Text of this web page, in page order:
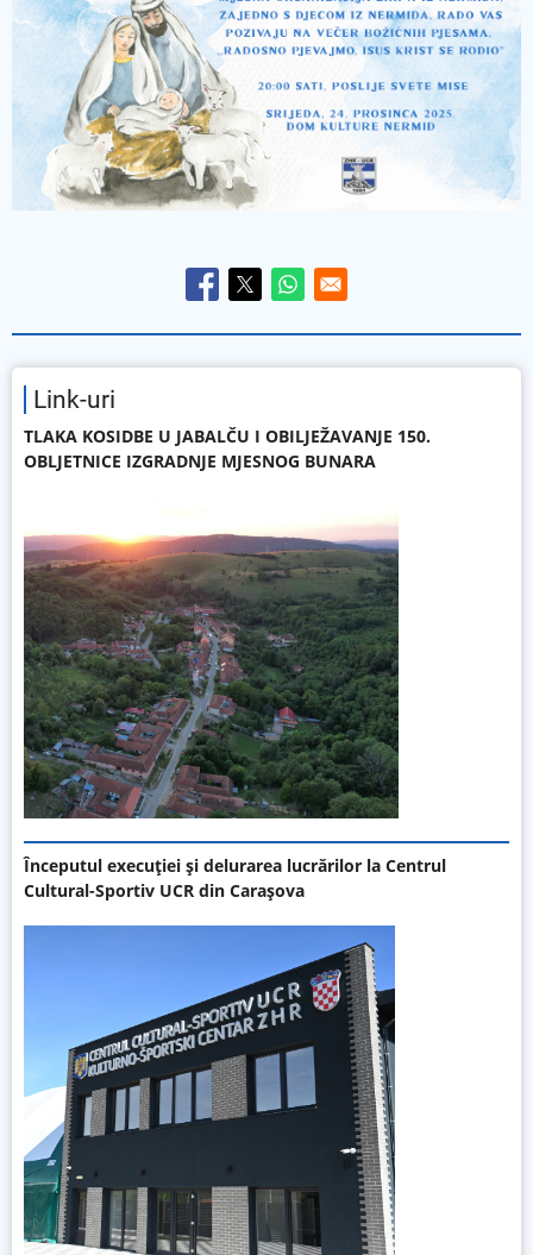
Link-uri
TLAKA KOSIDBE U JABALČU I OBILJEŽAVANJE 150.
OBLJETNICE IZGRADNJE MJESNOG BUNARA
Începutul execuției și delurarea lucrărilor la Centrul
Cultural-Sportiv UCR din Carașova